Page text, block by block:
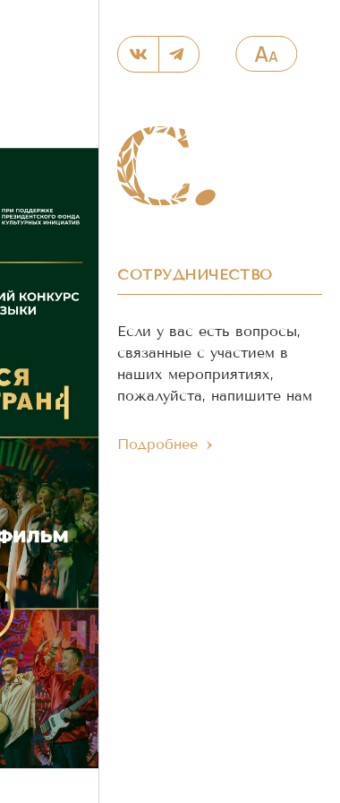
СОТРУДНИЧЕСТВО
Если у вас есть вопросы,
связанные с участием в
наших мероприятиях,
пожалуйста, напишите нам
Подробнее